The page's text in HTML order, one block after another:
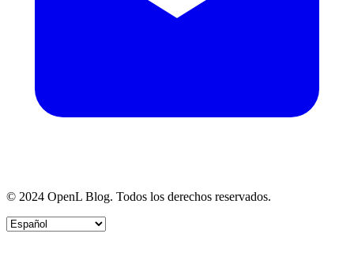
© 2024 OpenL Blog. Todos los derechos reservados.